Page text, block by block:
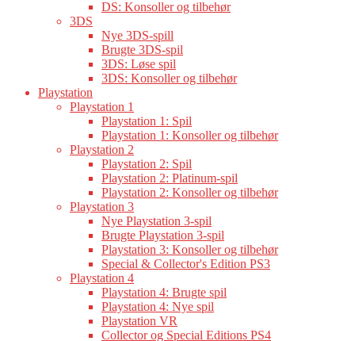
DS: Konsoller og tilbehør
3DS
Nye 3DS-spill
Brugte 3DS-spil
3DS: Løse spil
3DS: Konsoller og tilbehør
Playstation
Playstation 1
Playstation 1: Spil
Playstation 1: Konsoller og tilbehør
Playstation 2
Playstation 2: Spil
Playstation 2: Platinum-spil
Playstation 2: Konsoller og tilbehør
Playstation 3
Nye Playstation 3-spil
Brugte Playstation 3-spil
Playstation 3: Konsoller og tilbehør
Special & Collector's Edition PS3
Playstation 4
Playstation 4: Brugte spil
Playstation 4: Nye spil
Playstation VR
Collector og Special Editions PS4